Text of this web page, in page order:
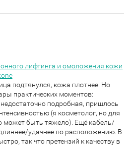
лифтинга и омоложения кожи
подтянулся, кожа плотнее. Но
практических моментов:
подробная, пришлось
(я косметолог, но для
может быть тяжело). Ещё кабель/
удачнее по расположению. В
так что претензий к качеству в